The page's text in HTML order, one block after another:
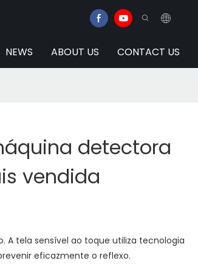
NEWS ABOUT US CONTACT US
detectora
vendida
tela sensível ao toque utiliza tecnologia
eficazmente o reflexo.